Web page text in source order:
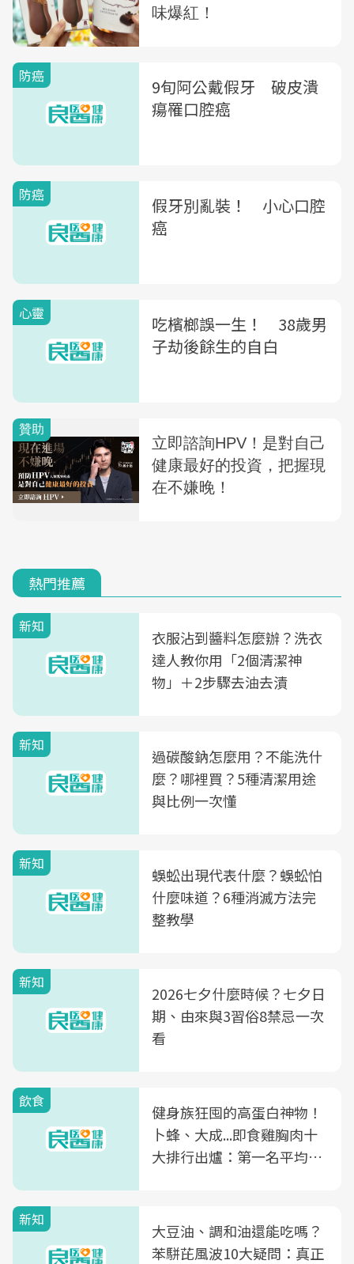
防癌
9旬阿公戴假牙 破皮潰
瘍罹口腔癌
防癌
假牙別亂裝！ 小心口腔
癌
心靈
吃檳榔誤一生！ 38歲男
子劫後餘生的自白
熱門推薦
新知
衣服沾到醬料怎麼辦？洗衣
達人教你用「2個清潔神
物」＋2步驟去油去漬
新知
過碳酸鈉怎麼用？不能洗什
麼？哪裡買？5種清潔用途
與比例一次懂
新知
蜈蚣出現代表什麼？蜈蚣怕
什麼味道？6種消滅方法完
整教學
新知
2026七夕什麼時候？七夕日
期、由來與3習俗8禁忌一次
看
飲食
健身族狂囤的高蛋白神物！
卜蜂、大成...即食雞胸肉十
大排行出爐：第一名平均一
新知
大豆油、調和油還能吃嗎？
苯駢芘風波10大疑問：真正